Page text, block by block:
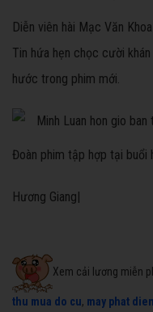
Diễn viên hài Mạc Văn
Tin hứa hẹn chọc cười
hước trong phim mới.
Đoàn phim tập hợp tại buổi
Hương Giang|
Xem cải lương miễn
thu mua do cu, may phat